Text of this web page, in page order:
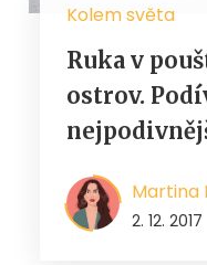
Kolem světa
Ruka v
ostrov.
Martina
2. 12. 2017